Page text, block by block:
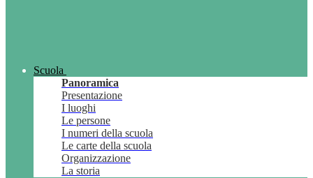
Scuola
Panoramica
Presentazione
I luoghi
Le persone
I numeri della scuola
Le carte della scuola
Organizzazione
La storia